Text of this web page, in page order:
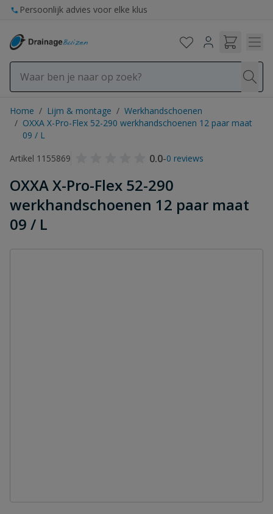
Ga naar de inhoud
Persoonlijk advies voor elke klus
Home / Lijm & montage / Werkhandschoenen
/ OXXA X-Pro-Flex 52-290 werkhandschoenen 12 paar maat
09 / L
Artikel 1155869
0.0-0 reviews
OXXA X-Pro-Flex 52-290
werkhandschoenen 12 paar maat
09 / L